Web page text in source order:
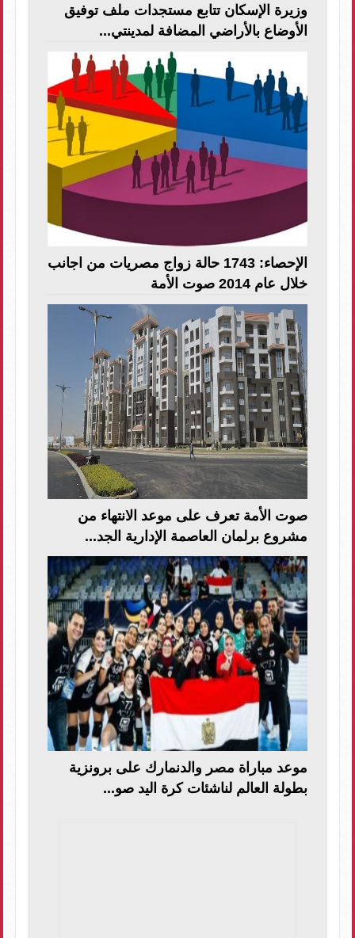
وزيرة الإسكان تتابع مستجدات ملف توفيق
الأوضاع بالأراضي المضافة لمدينتي...
الإحصاء: 1743 حالة زواج مصريات من اجانب
خلال عام 2014 صوت الأمة
صوت الأمة تعرف على موعد الانتهاء من
مشروع برلمان العاصمة الإدارية الجد...
موعد مباراة مصر والدنمارك على برونزية
بطولة العالم لناشئات كرة اليد صو...